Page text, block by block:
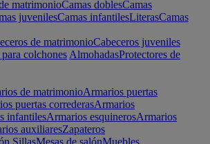
matrimonioCamas doblesCamas
juvenilesCamas infantilesLiterasCamas
de matrimonioCabeceros juveniles
colchones AlmohadasProtectores de
de matrimonioArmarios puertas
puertas correderasArmarios
infantilesArmarios esquinerosArmarios
auxiliaresZapateros
SillasMesas de salónMuebles